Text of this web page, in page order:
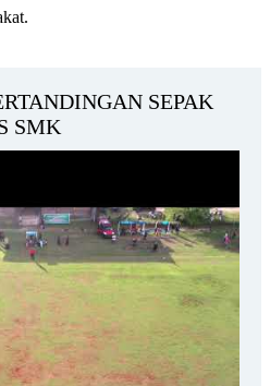
SEPAK
SMK